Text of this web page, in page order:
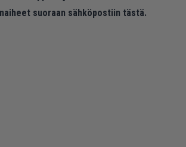
suoraan sähköpostiin tästä.